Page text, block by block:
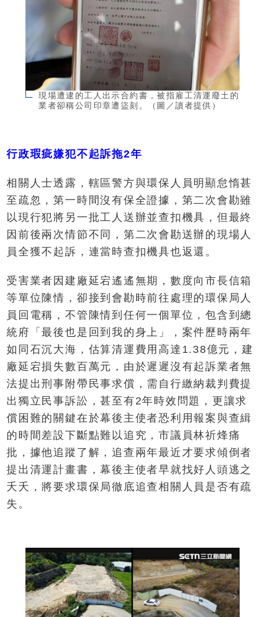
現場遭逮的工人出示合約書，被指雇工清運廢土的
業者卻稱公司印章遭盜刻。（圖／讀者提供）
行政瑕疵嫌犯不起訴拖2年
相關人士透露，轄區警方與環保人員明顯怠惰甚
至疏忽，第一時間沒有保全證據，第二次會勘雖
以現行犯將另一批工人送辦並查扣機具，但最終
因前後兩次情節不同，第二次會勘送辦的現場人
員全獲不起訴，連當時查扣機具也返還。
受害業者因建廠延宕遙遙無期，數度向市長信箱
等單位陳情，卻接到會勘時前往處理的環保局人
員回電稱，不管陳情到任何一個單位，包含到總
統府「最後也是回到我的身上」，案件歷時兩年
如同石沉大海，估算清運費用高達1.38億元，建
廠延宕損失數百萬元，由於遲遲沒有起訴業者無
法提出刑事附帶民事求償，需自行繳納裁判費提
出獨立民事訴訟，甚至有2年時效問題，更讓求
償困難的關鍵在於幕後主使者恐利用報案與查緝
的時間差設下斷點難以追究，市議員林祈烽痛
批，據他追蹤了解，追查兩年最近才要求傾倒者
提出清運計畫書，幕後主使者早就找好人頭逃之
夭夭，將要求環保局徹底追查相關人員是否有疏
失。